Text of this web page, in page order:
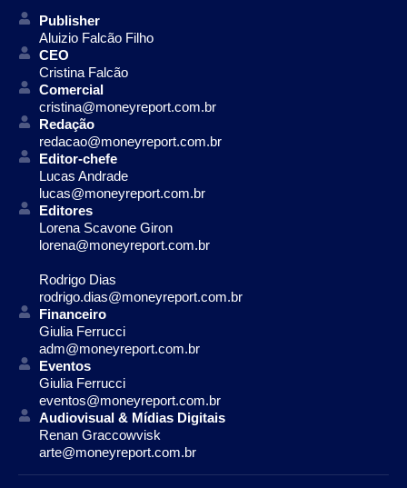
Publisher
Aluizio Falcão Filho
CEO
Cristina Falcão
Comercial
cristina@moneyreport.com.br
Redação
redacao@moneyreport.com.br
Editor-chefe
Lucas Andrade
lucas@moneyreport.com.br
Editores
Lorena Scavone Giron
lorena@moneyreport.com.br
Rodrigo Dias
rodrigo.dias@moneyreport.com.br
Financeiro
Giulia Ferrucci
adm@moneyreport.com.br
Eventos
Giulia Ferrucci
eventos@moneyreport.com.br
Audiovisual & Mídias Digitais
Renan Graccowvisk
arte@moneyreport.com.br